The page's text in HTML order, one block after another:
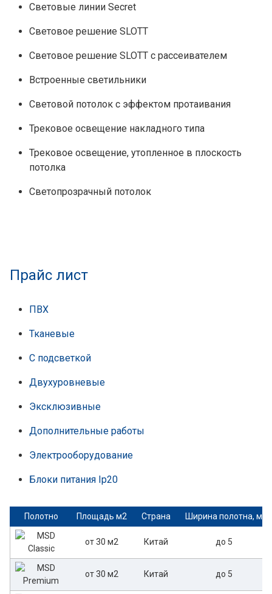
Световые линии Secret
Световое решение SLOTT
Световое решение SLOTT с рассеивателем
Встроенные светильники
Световой потолок с эффектом протаивания
Трековое освещение накладного типа
Трековое освещение, утопленное в плоскость
потолка
Светопрозрачный потолок
Прайс лист
ПВХ
Тканевые
С подсветкой
Двухуровневые
Эксклюзивные
Дополнительные работы
Электрооборудование
Блоки питания Ip20
Полотно Площадь м2 Страна Ширина полотна, м
от 30 м2 Китай до 5
от 30 м2 Китай до 5